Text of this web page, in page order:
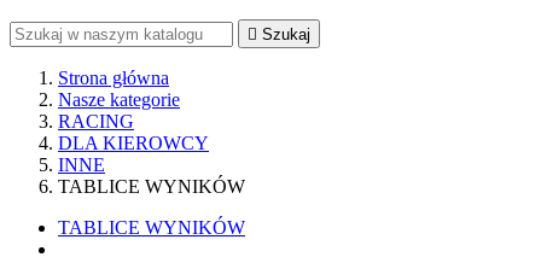
 Szukaj
Strona główna
Nasze kategorie
RACING
DLA KIEROWCY
INNE
TABLICE WYNIKÓW
TABLICE WYNIKÓW